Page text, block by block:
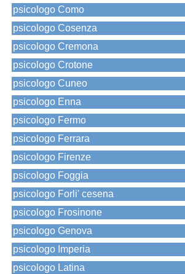
psicologo Como
psicologo Cosenza
psicologo Cremona
psicologo Crotone
psicologo Cuneo
psicologo Enna
psicologo Fermo
psicologo Ferrara
psicologo Firenze
psicologo Foggia
psicologo Forli' cesena
psicologo Frosinone
psicologo Genova
psicologo Imperia
psicologo Latina